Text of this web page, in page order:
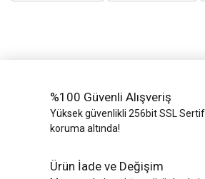
%100 Güvenli Alışveriş
Yüksek güvenlikli 256bit SSL
koruma altında!
Ürün İade ve Değişim